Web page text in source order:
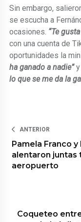
Sin embargo,
se escucha a
ocasiones. “Te
con una cuenta de
oportunidades la
ha ganado a nadie”y
lo que se me da la
ANTERIOR
Pamela Franco
alentaron juntas
aeropuerto
Coqueteo